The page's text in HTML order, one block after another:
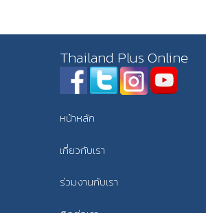
Thailand Plus Online
หน้าหลัก
เกี่ยวกับเรา
ร่วมงานกับเรา